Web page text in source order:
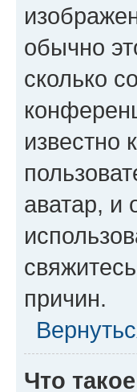
обычно
сколько
известно
аватар, и
причин.
Что